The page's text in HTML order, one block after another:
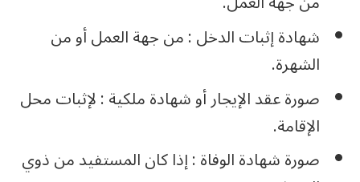
شهادة إثبات الدخل : من جهة العمل أو من
الشهرة.
صورة عقد الإيجار أو شهادة ملكية : لإثبات محل
الإقامة.
صورة شهادة الوفاة : إذا كان المستفيد من ذوي